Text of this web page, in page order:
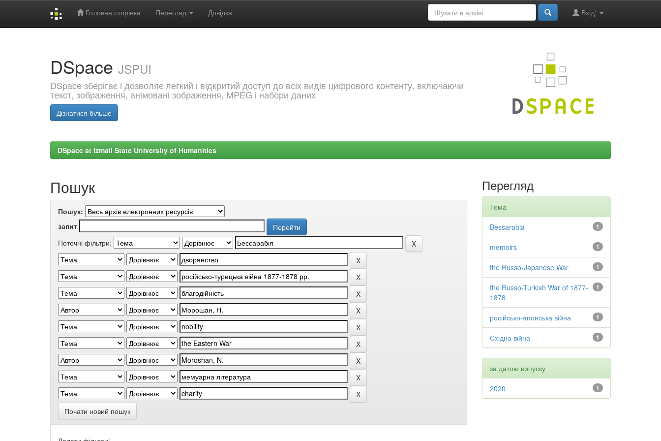
Головна сторінка Перегляд Довідка Вхід:
DSpace JSPUI
DSpace зберігає і дозволяє легкий і відкритий доступ до всіх видів цифрового контенту, включаючи
текст, зображення, анімовані зображення, MPEG і набори даних
Дізнатися більше
DSpace at Izmail State University of Humanities
Пошук
Пошук:
запит
Поточні фільтри:
Почати новий пошук
Перегляд
Тема
1
Bessarabia
1
memoirs
1
the Russo-Japanese War
1
the Russo-Turkish War of 1877-
1878
1
російсько-японська війна
1
Східна війна
за датою випуску
1
2020